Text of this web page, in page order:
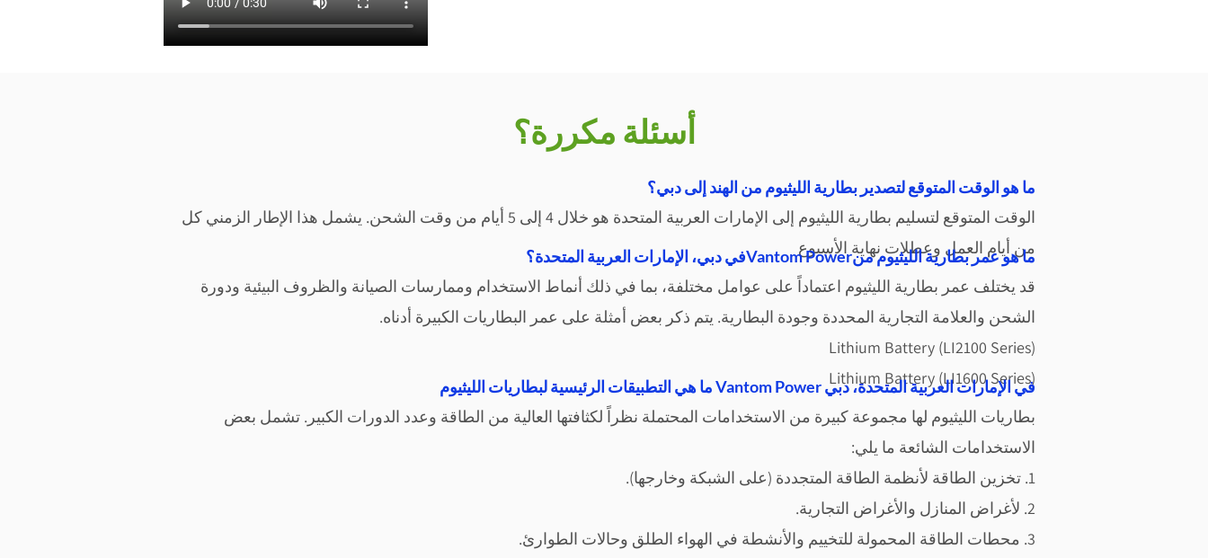
أسئلة مكررة؟
ما هو الوقت المتوقع لتصدير بطارية الليثيوم من الهند إلى دبي؟
الوقت المتوقع لتسليم بطارية الليثيوم إلى الإمارات العربية المتحدة هو خلال 4
إلى 5 أيام من وقت الشحن. يشمل هذا الإطار الزمني كل
من أيام العمل وعطلات نهاية الأسبوع
في دبي، الإمارات العربية المتحدة؟Vantom Powerما هو عمر بطارية الليثيوم من
قد يختلف عمر بطارية الليثيوم اعتماداً على عوامل مختلفة، بما في ذلك أنماط الاستخدام وممارسات الصيانة والظروف البيئية ودورة
الشحن والعلامة التجارية المحددة وجودة البطارية. يتم ذكر بعض أمثلة على عمر البطاريات الكبيرة أدناه.
Lithium Battery (LI2100 Series)
Lithium Battery (LI1600 Series)
ما هي التطبيقات الرئيسية لبطاريات الليثيوم Vantom Power في الإمارات العربية المتحدة، دبي
بطاريات الليثيوم لها مجموعة كبيرة من الاستخدامات المحتملة نظراً لكثافتها العالية من الطاقة وعدد الدورات الكبير. تشمل بعض
الاستخدامات الشائعة ما يلي:
1. تخزين الطاقة لأن
ظمة الطاقة المتجددة (على الشبكة وخارجها).
2. لأغراض المنازل والأغراض التجارية.
3. محطات الطاقة المحمولة للتخييم والأنشطة في الهواء الطلق وحالات الطوارئ.